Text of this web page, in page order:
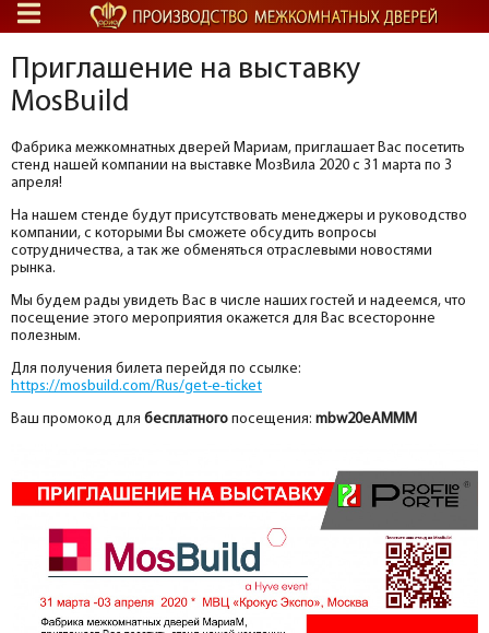
Приглашение на выставку
MosBuild
Фабрика межкомнатных дверей Мариам, приглашает Вас посетить
стенд нашей компании на выставке МозВила 2020 с 31 марта по 3
апреля!
На нашем стенде будут присутствовать менеджеры и руководство
компании, с которыми Вы сможете обсудить вопросы
сотрудничества, а так же обменяться отраслевыми новостями
рынка.
Мы будем рады увидеть Вас в числе наших гостей и надеемся, что
посещение этого мероприятия окажется для Вас всесторонне
полезным.
Для получения билета перейдя по ссылке:
https://mosbuild.com/Rus/get-e-ticket
Ваш промокод для бесплатного посещения: mbw20eAMMM